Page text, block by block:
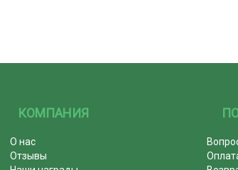
КОМПАНИЯ
О нас
Отзывы